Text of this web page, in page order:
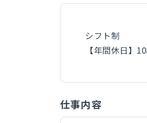
シフト制
【年間休日】
仕事内容